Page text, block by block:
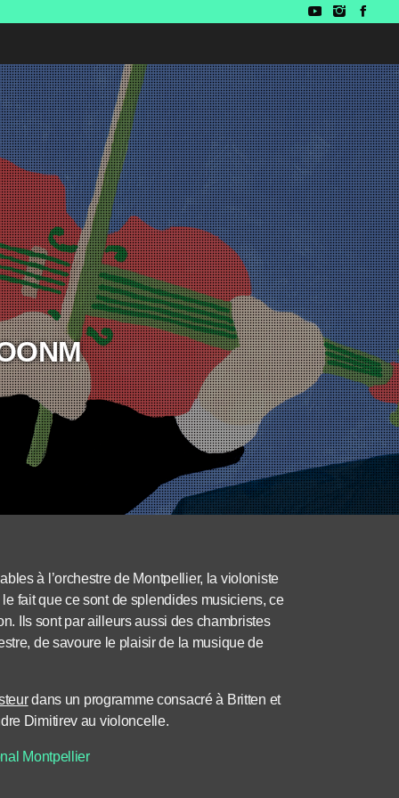
à l’orchestre de Montpellier, la violoniste
fait que ce sont de splendides musiciens, ce
Ils sont par ailleurs aussi des chambristes
de savoure le plaisir de la musique de
dans un programme consacré à Britten et
Dimitirev au violoncelle.
Montpellier